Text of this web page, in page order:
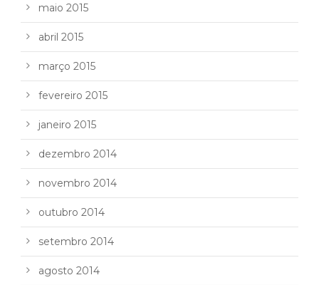
maio 2015
abril 2015
março 2015
fevereiro 2015
janeiro 2015
dezembro 2014
novembro 2014
outubro 2014
setembro 2014
agosto 2014